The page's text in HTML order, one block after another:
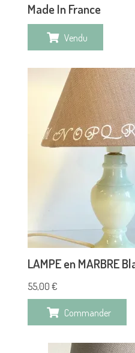
Made In France
Vendu
LAMPE en MARBRE
55,00 €
Commander